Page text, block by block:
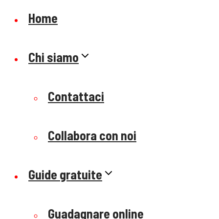
Home
Chi siamo
Contattaci
Collabora con noi
Guide gratuite
Guadagnare online